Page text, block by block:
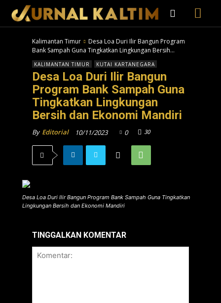
Kalimantan Timur
Desa Loa Duri Ilir Bangun Program
Bank Sampah Guna Tingkatkan Lingkungan Bersih...
KALIMANTAN TIMUR KUTAI KARTANEGARA
Desa Loa Duri Ilir Bangun
Program Bank Sampah Guna
Tingkatkan Lingkungan
Bersih dan Ekonomi Mandiri
By Editorial 10/11/2023 0 30
Desa Loa Duri Ilir Bangun Program Bank Sampah Guna Tingkatkan
Lingkungan Bersih dan Ekonomi Mandiri
TINGGALKAN KOMENTAR